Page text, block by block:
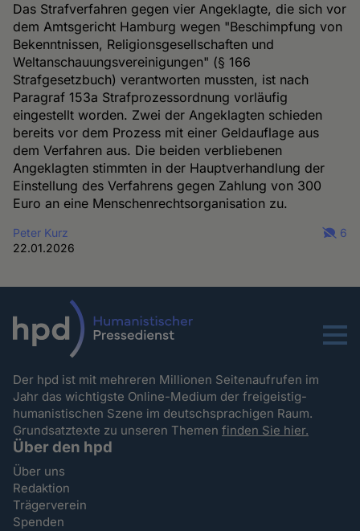
Das Strafverfahren gegen vier Angeklagte, die sich vor
dem Amtsgericht Hamburg wegen "Beschimpfung von
Bekenntnissen, Religionsgesellschaften und
Weltanschauungsvereinigungen" (§ 166
Strafgesetzbuch) verantworten mussten, ist nach
Paragraf 153a Strafprozessordnung vorläufig
eingestellt worden. Zwei der Angeklagten schieden
bereits vor dem Prozess mit einer Geldauflage aus
dem Verfahren aus. Die beiden verbliebenen
Angeklagten stimmten in der Hauptverhandlung der
Einstellung des Verfahrens gegen Zahlung von 300
Euro an eine Menschenrechtsorganisation zu.
Peter Kurz
22.01.2026
6
Menu
Der hpd ist mit mehreren Millionen Seitenaufrufen im
Jahr das wichtigste Online-Medium der freigeistig-
humanistischen Szene im deutschsprachigen Raum.
Grundsatztexte zu unseren Themenfinden Sie hier.
Über den hpd
Über uns
Redaktion
Trägerverein
Spenden